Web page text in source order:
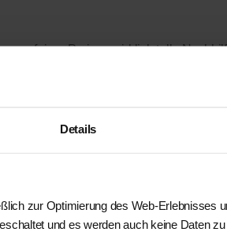
Details
zur Optimierung des Web-Erlebnisses
und es werden auch keine Daten
zu fairen Preisen wirklich tolle
- wir zahlen nur die Leistung, die wir
besseren Noten so schnell nicht